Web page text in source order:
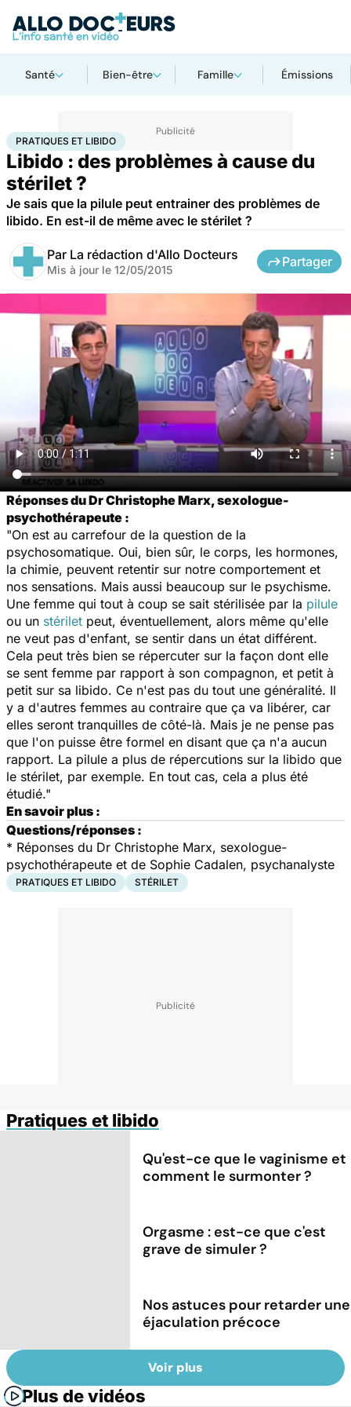
Santé Bien-être Famille Émissions
AccueilBien-êtreSexoPratiques et libido
PRATIQUES ET LIBIDO
Libido : des problèmes à cause du
stérilet ?
Je sais que la pilule peut entrainer des problèmes de
libido. En est-il de même avec le stérilet ?
Par La rédaction d'Allo Docteurs
Mis à jour le 12/05/2015
Partager
Réponses du Dr Christophe Marx, sexologue-
psychothérapeute :
"On est au carrefour de la question de la
psychosomatique. Oui, bien sûr, le corps, les hormones,
la chimie, peuvent retentir sur notre comportement et
nos sensations. Mais aussi beaucoup sur le psychisme.
Une femme qui tout à coup se sait stérilisée par la pilule
ou un stérilet peut, éventuellement, alors même qu'elle
ne veut pas d'enfant, se sentir dans un état différent.
Cela peut très bien se répercuter sur la façon dont elle
se sent femme par rapport à son compagnon, et petit à
petit sur sa libido. Ce n'est pas du tout une généralité. Il
y a d'autres femmes au contraire que ça va libérer, car
elles seront tranquilles de côté-là. Mais je ne pense pas
que l'on puisse être formel en disant que ça n'a aucun
rapport. La pilule a plus de répercutions sur la libido que
le stérilet, par exemple. En tout cas, cela a plus été
étudié."
En savoir plus :
Questions/réponses :
* Réponses du Dr Christophe Marx, sexologue-
psychothérapeute et de Sophie Cadalen, psychanalyste
PRATIQUES ET LIBIDO STÉRILET
Pratiques et libido
Qu'est-ce que le vaginisme et
comment le surmonter ?
Orgasme : est-ce que c'est
grave de simuler ?
Nos astuces pour retarder une
éjaculation précoce
Voir plus
Plus de vidéos